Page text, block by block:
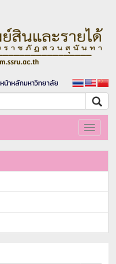
หน้าหลักมหาวิทยาลัย
Toggle